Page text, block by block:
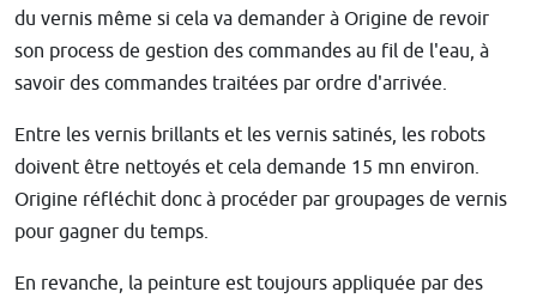
du vernis même si cela va demander à Origine de revoir
son process de gestion des commandes au fil de l'eau, à
savoir des commandes traitées par ordre d'arrivée.
Entre les vernis brillants et les vernis satinés, les robots
doivent être nettoyés et cela demande 15 mn environ.
Origine réfléchit donc à procéder par groupages de vernis
pour gagner du temps.
En revanche, la peinture est toujours appliquée par des